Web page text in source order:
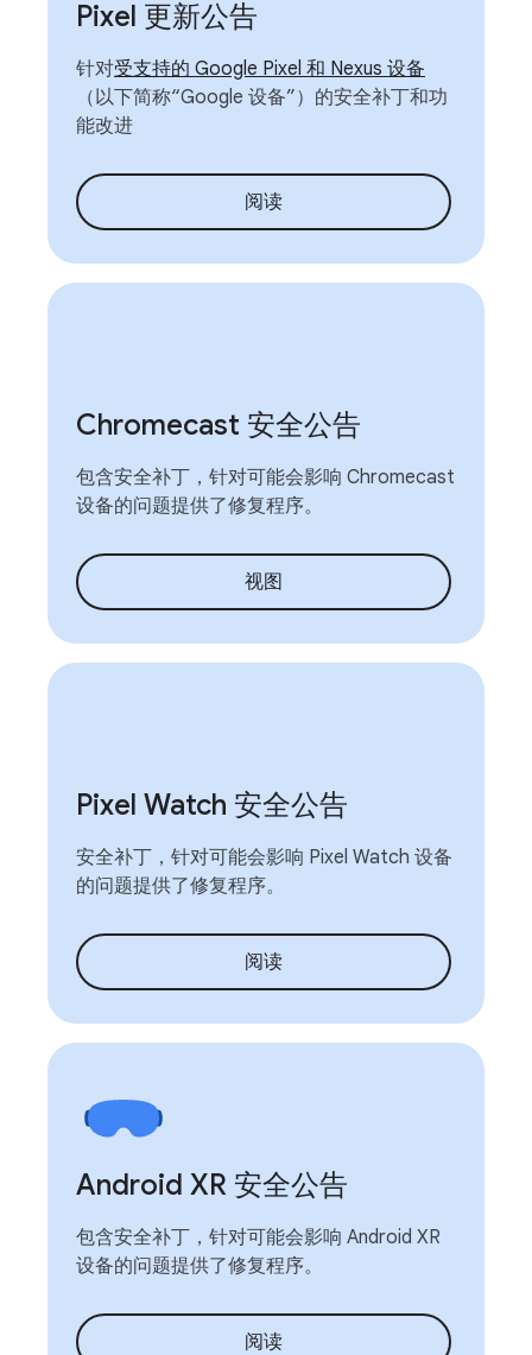
Pixel 更新公告
针对受支持的 Google Pixel 和 Nexus 设备
（以下简称“Google 设备”）的安全补丁和功
能改进
阅读
Chromecast 安全公告
包含安全补丁，针对可能会影响 Chromecast
设备的问题提供了修复程序。
视图
Pixel Watch 安全公告
安全补丁，针对可能会影响 Pixel Watch 设备
的问题提供了修复程序。
阅读
Android XR 安全公告
包含安全补丁，针对可能会影响 Android XR
设备的问题提供了修复程序。
阅读